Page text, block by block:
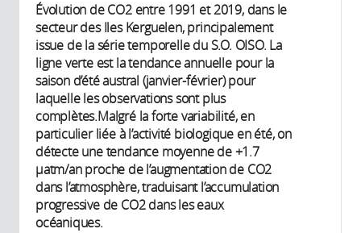
Évolution de CO2 entre 1991 et 2019, dans le
secteur des Iles Kerguelen, principalement
issue de la série temporelle du S.O. OISO. La
ligne verte est la tendance annuelle pour la
saison d’été austral (janvier-février) pour
laquelle les observations sont plus
complètes.Malgré la forte variabilité, en
particulier liée à l’activité biologique en été, on
détecte une tendance moyenne de +1.7
µatm/an proche de l’augmentation de CO2
dans l’atmosphère, traduisant l’accumulation
progressive de CO2 dans les eaux
océaniques.